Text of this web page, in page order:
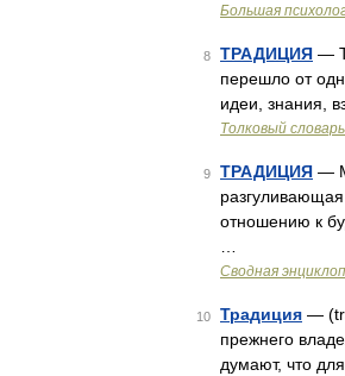
Большая
8 ТРАДИЦИЯ —
перешло от
идеи, знания,
Толковый
9 ТРАДИЦИЯ —
отношению к
Сводная
10 Традиция —
прежнего
думают, что